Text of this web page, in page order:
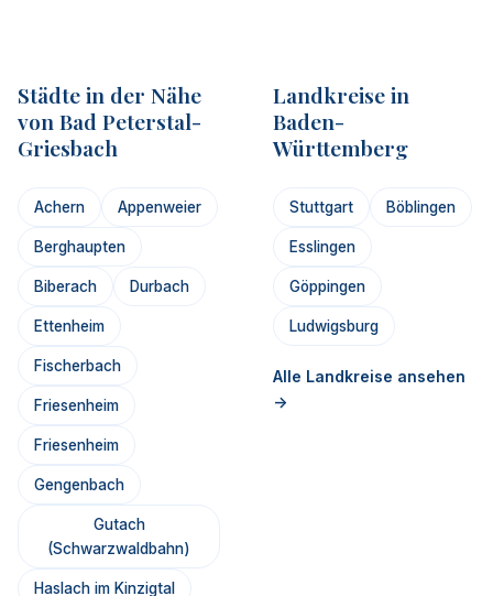
Städte in der Nähe
von Bad Peterstal-
Griesbach
Achern Appenweier
Berghaupten
Biberach Durbach
Ettenheim
Fischerbach
Friesenheim
Friesenheim
Gengenbach
Gutach
(Schwarzwaldbahn)
Haslach im Kinzigtal
Landkreise in
Baden-
Württemberg
Stuttgart Böblingen
Esslingen
Göppingen
Ludwigsburg
Alle Landkreise ansehen
->